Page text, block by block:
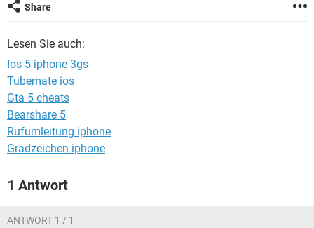
Share
Lesen Sie auch:
Ios 5 iphone 3gs
Tubemate ios
Gta 5 cheats
Bearshare 5
Rufumleitung iphone
Gradzeichen iphone
1 Antwort
ANTWORT 1 / 1